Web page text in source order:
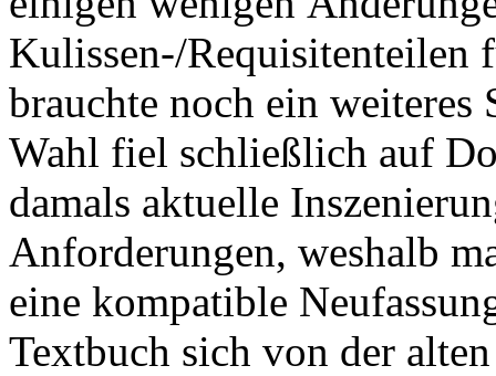
Kulissen-/Requisitenteilen
brauchte noch ein
Wahl fiel schließlich auf
damals aktuelle
Anforderungen, weshalb
eine kompatible
Textbuch sich von der